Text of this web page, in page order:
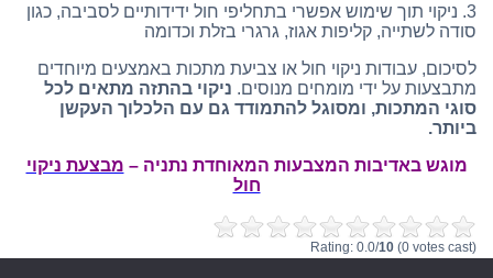
3. ניקוי תוך שימוש אפשרי בתחליפי חול ידידותיים לסביבה, כגון
סודה לשתייה, קליפות אגוז, גרגרי בזלת וכדומה
לסיכום, עבודות ניקוי חול או צביעת מתכות באמצעים מיוחדים
מתבצעות על ידי מומחים מנוסים. ניקוי בהתזה מתאים לכל
סוגי המתכות, ומסוגל להתמודד גם עם הלכלוך העקשן
ביותר.
מוגש באדיבות המצבעות המאוחדת נתניה – מבצעת ניקוי
חול
Rating: 0.0/10 (0 votes cast)